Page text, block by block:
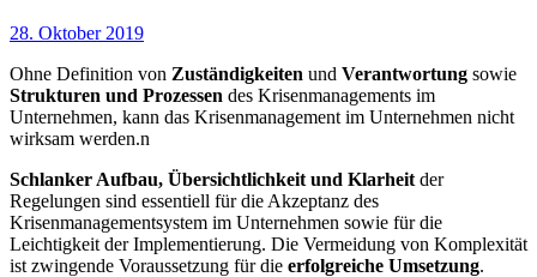
28. Oktober 2019
Ohne Definition von Zuständigkeiten und Verantwortung sowie
Strukturen und Prozessen des Krisenmanagements im
Unternehmen, kann das Krisenmanagement im Unternehmen nicht
wirksam werden.n
Schlanker Aufbau, Übersichtlichkeit und Klarheit der
Regelungen sind essentiell für die Akzeptanz des
Krisenmanagementsystem im Unternehmen sowie für die
Leichtigkeit der Implementierung. Die Vermeidung von Komplexität
ist zwingende Voraussetzung für die erfolgreiche Umsetzung.